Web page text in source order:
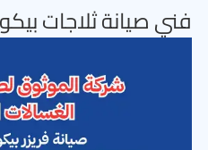
فني صيانة ثلاجات